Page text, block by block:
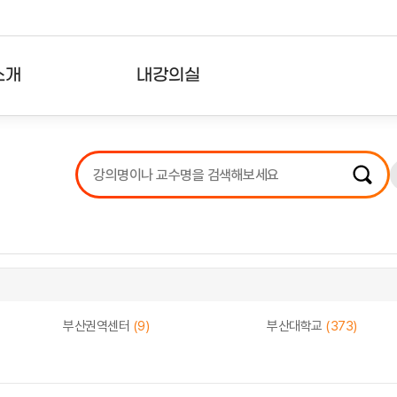
내강의실
강의리스트
수강확인증강의
부산권역센터 (9) 부산대학교 (373)